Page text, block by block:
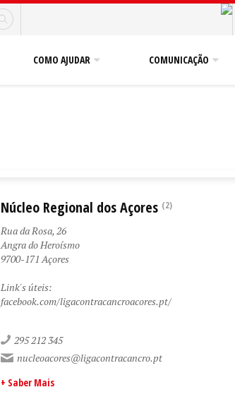
COMO AJUDAR COMUNICAÇÃO
Núcleo Regional dos Açores (2)
Rua da Rosa, 26
Angra do Heroísmo
9700-171 Açores
Link's úteis:
facebook.com/ligacontracancroacores.pt/
295 212 345
nucleoacores@ligacontracancro.pt
+ Saber Mais